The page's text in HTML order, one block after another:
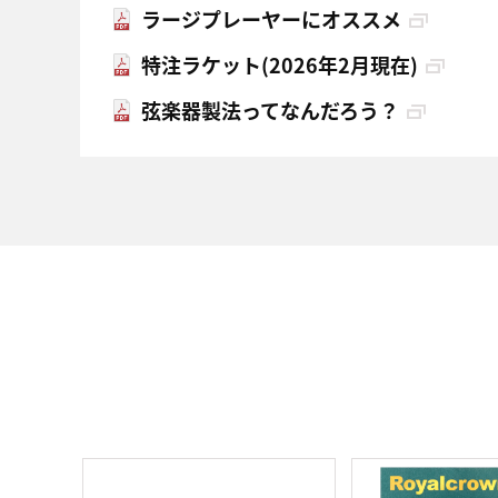
ラージプレーヤーにオススメ
特注ラケット(2026年2月現在)
弦楽器製法ってなんだろう？